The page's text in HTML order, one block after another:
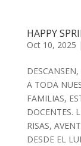
HAPPY
Oct 10, 2025 |
A TODA
FAMILIAS,
DOCENTES.
RISAS,
DESDE EL